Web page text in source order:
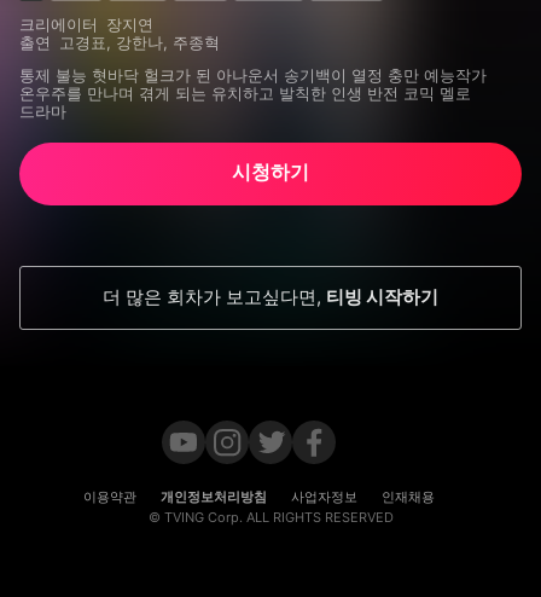
크리에이터
장지연
출연
고경표, 강한나, 주종혁
통제 불능 혓바닥 헐크가 된 아나운서 송기백이 열정 충만 예능작가
온우주를 만나며 겪게 되는 유치하고 발칙한 인생 반전 코믹 멜로
드라마
시청하기
더 많은 회차가 보고싶다면, 티빙 시작하기
이용약관 개인정보처리방침 사업자정보
인재채용
© TVING Corp. ALL RIGHTS RESERVED